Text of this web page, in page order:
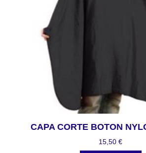
CAPA CORTE BOTON
15,50 €